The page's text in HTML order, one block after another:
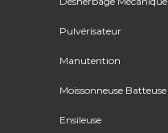
Pulvérisateur
Manutention
Moissonneuse Batteuse
Ensileuse